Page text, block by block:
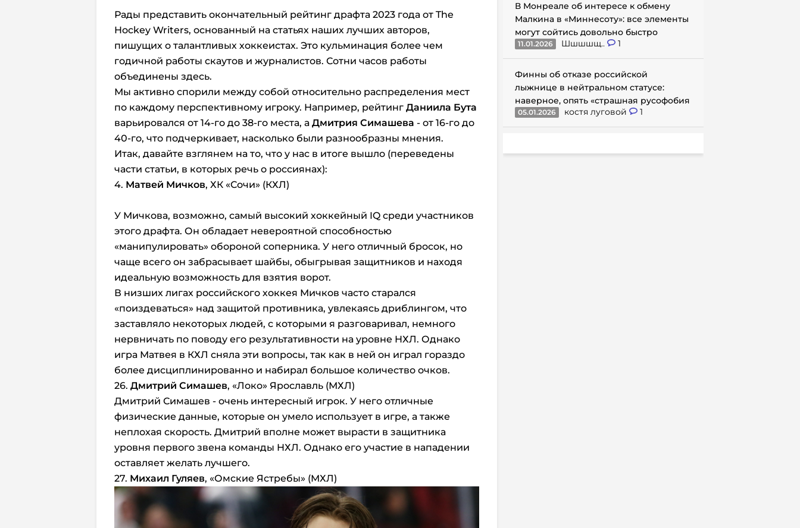
Рады представить окончательный рейтинг драфта 2023 года от The
Hockey Writers, основанный на статьях наших лучших авторов,
пишущих о талантливых хоккеистах. Это кульминация более чем
годичной работы скаутов и журналистов. Сотни часов работы
объединены здесь.
Мы активно спорили между собой относительно распределения мест
по каждому перспективному игроку. Например, рейтинг Даниила Бута
варьировался от 14-го до 38-го места, а Дмитрия Симашева - от 16-го до
40-го, что подчеркивает, насколько были разнообразны мнения.
Итак, давайте взглянем на то, что у нас в итоге вышло (переведены
части статьи, в которых речь о россиянах):
4. Матвей Мичков, ХК «Сочи» (КХЛ)
У Мичкова, возможно, самый высокий хоккейный IQ среди участников
этого драфта. Он обладает невероятной способностью
«манипулировать» обороной соперника. У него отличный бросок, но
чаще всего он забрасывает шайбы, обыгрывая защитников и находя
идеальную возможность для взятия ворот.
В низших лигах российского хоккея Мичков часто старался
«поиздеваться» над защитой противника, увлекаясь дриблингом, что
заставляло некоторых людей, с которыми я разговаривал, немного
нервничать по поводу его результативности на уровне НХЛ. Однако
игра Матвея в КХЛ сняла эти вопросы, так как в ней он играл гораздо
более дисциплинированно и набирал большое количество очков.
26. Дмитрий Симашев, «Локо» Ярославль (МХЛ)
Дмитрий Симашев - очень интересный игрок. У него отличные
физические данные, которые он умело использует в игре, а также
неплохая скорость. Дмитрий вполне может вырасти в защитника
уровня первого звена команды НХЛ. Однако его участие в нападении
оставляет желать лучшего.
27. Михаил Гуляев, «Омские Ястребы» (МХЛ)
В Монреале об интересе к обмену
Малкина в «Миннесоту»: все элементы
могут сойтись довольно быстро
11.01.2026 Шшшшщ.. 1
Финны об отказе российской
лыжнице в нейтральном статусе:
наверное, опять «страшная русофобия
05.01.2026 костя луговой 1